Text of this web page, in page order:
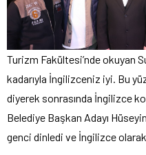
Turizm Fakültesi’nde okuyan
kadarıyla İngilizceniz iyi. Bu
diyerek sonrasında İngilizce
Belediye Başkan Adayı
genci dinledi ve İngilizce